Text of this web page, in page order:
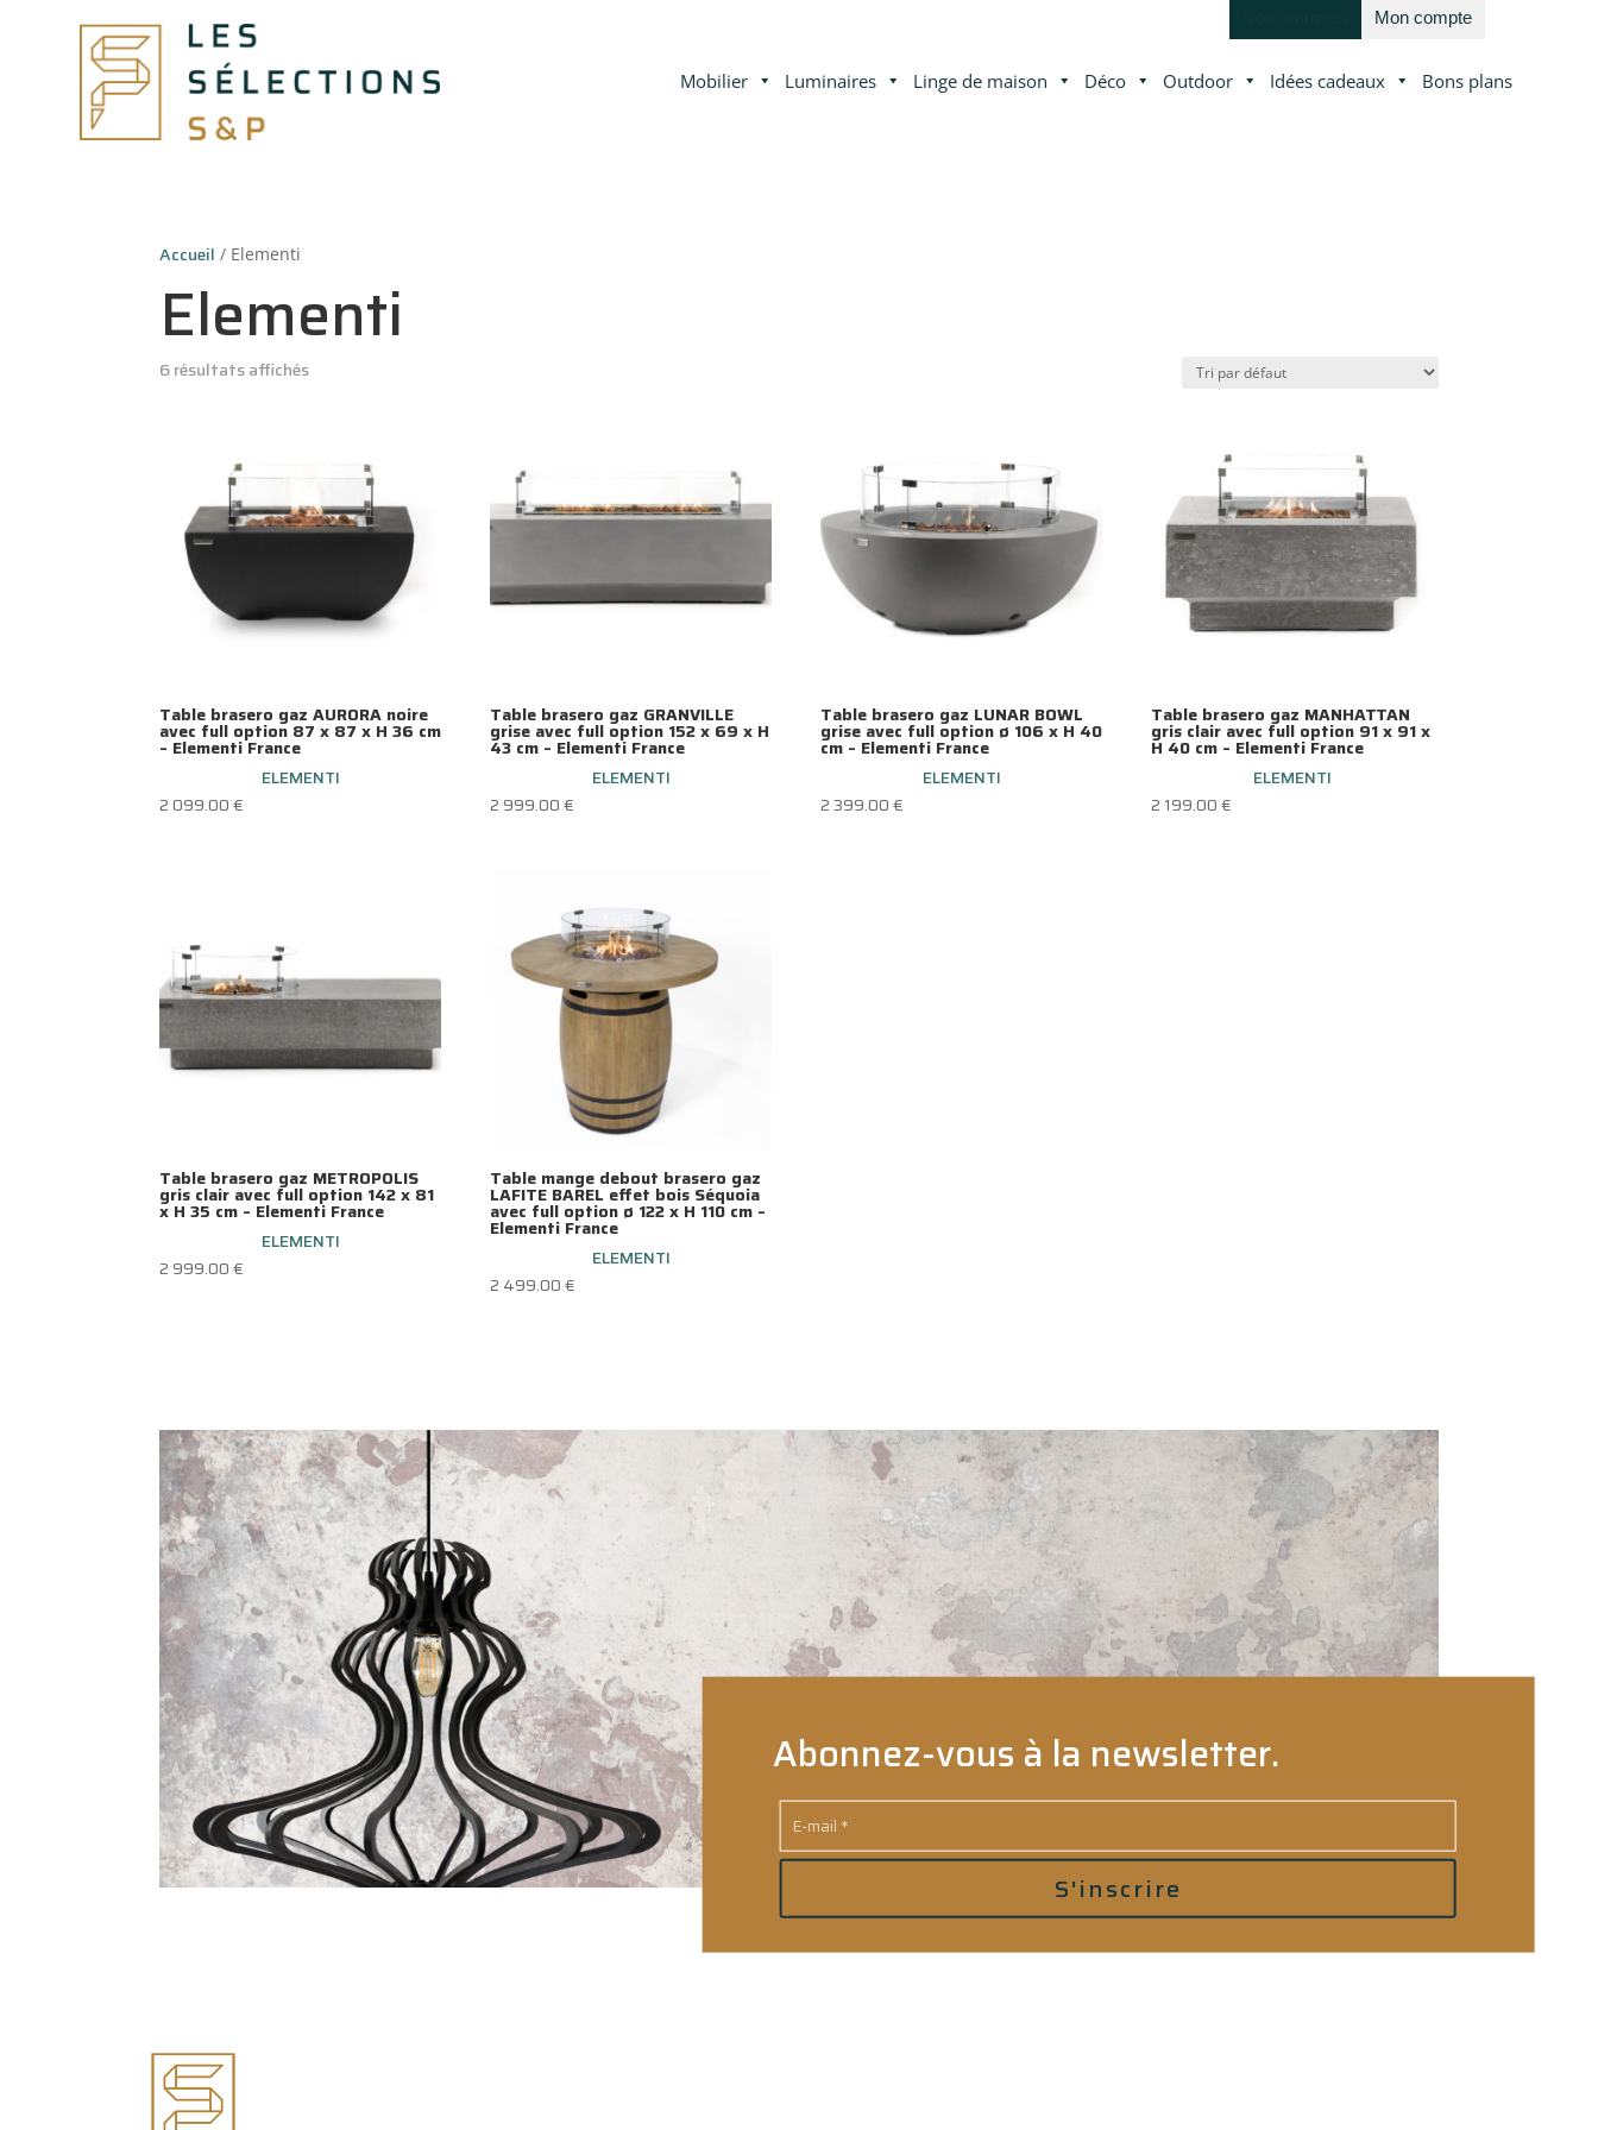
Mon compte
Mobilier Luminaires Linge de maison Déco Outdoor Idées cadeaux Bons plans
Accueil / Elementi
Elementi
6 résultats affichés
Table brasero gaz AURORA noire
avec full option 87 x 87 x H 36 cm
– Elementi France
ELEMENTI
2 099.00€
Table brasero gaz GRANVILLE
grise avec full option 152 x 69 x H
43 cm – Elementi France
ELEMENTI
2 999.00€
Table brasero gaz LUNAR BOWL
grise avec full option ø 106 x H 40
cm – Elementi France
ELEMENTI
2 399.00€
Table brasero gaz MANHATTAN
gris clair avec full option 91 x 91 x
H 40 cm – Elementi France
ELEMENTI
2 199.00€
Table brasero gaz METROPOLIS
gris clair avec full option 142 x 81
x H 35 cm – Elementi France
ELEMENTI
2 999.00€
Table mange debout brasero gaz
LAFITE BAREL effet bois Séquoia
avec full option ø 122 x H 110 cm –
Elementi France
ELEMENTI
2 499.00€
Abonnez-vous à la newsletter.
S'inscrire